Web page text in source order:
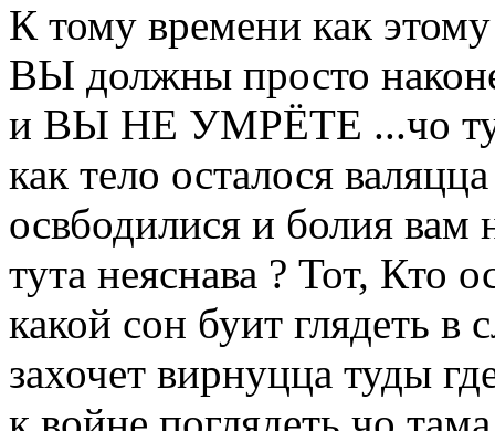
К тому времени как
ВЫ должны просто
и ВЫ НЕ УМРЁТЕ ...чо
как тело осталося
освбодилися и болия
тута неяснава ? Тот, Кто
какой сон буит глядеть
захочет вирнуцца туды